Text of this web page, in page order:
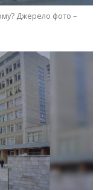
Джерело фото –